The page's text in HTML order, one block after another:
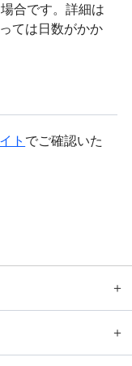
合です。詳細は
ては日数がかか
ト でご確認いた
＋
＋